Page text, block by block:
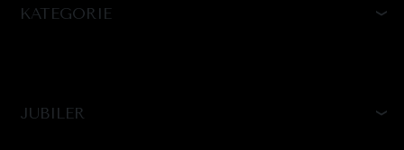
KATEGORIE
JUBILER